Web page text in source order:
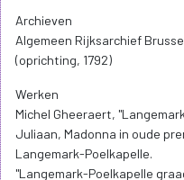
Archieven
Algemeen Rijksarchief
(oprichting, 1792)
Werken
Michel Gheeraert,
Juliaan, Madonna in oude
Langemark-Poelkapelle.
"Langemark-Poelkapelle